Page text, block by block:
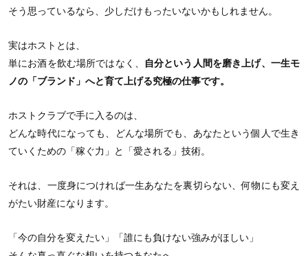
そう思っているなら、少しだけもったいないかもしれません。
実はホストとは、
単にお酒を飲む場所ではなく、
自分という人間を磨き上げ、一生モ
ノの「ブランド」へと育て上げる究極の仕事です。
ホストクラブで手に入るのは、
どんな時代になっても、どんな場所でも、あなたという個人で生き
ていくための「稼ぐ力」と「愛される」技術。
それは、一度身につければ一生あなたを裏切らない、何物にも変え
がたい財産になります。
「今の自分を変えたい」「誰にも負けない強みがほしい」